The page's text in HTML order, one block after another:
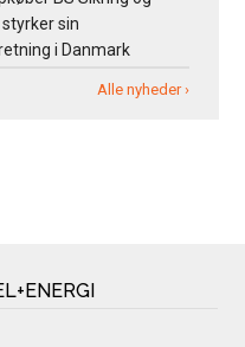
sin
i Danmark
Alle nyheder ›